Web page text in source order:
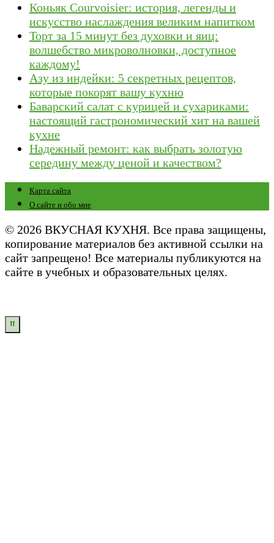
Коньяк Courvoisier: история, легенды и
искусство наслаждения великим напитком
Торт за 15 минут без духовки и яиц:
волшебство микроволновки, доступное
каждому!
Азу из индейки: 5 секретных рецептов,
которые покорят вашу кухню
Баварский салат с курицей и сухариками:
настоящий гастрономический хит на вашей
кухне
Надежный ремонт: как выбрать золотую
середину между ценой и качеством?
Карта сайта
О сайте и обо мне
© 2026 ВКУСНАЯ КУХНЯ. Все права защищены,
копирование материалов без активной ссылки на
сайт запрещено! Все материалы публикуются на
сайте в учебных и образовательных целях.